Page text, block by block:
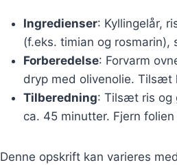
Ingredienser: Kyllingelår,
(f.eks. timian og rosmarin),
Forberedelse: Forvarm
dryp med olivenolie. Tilsæt
Tilberedning: Tilsæt ris og
ca. 45 minutter. Fjern
Denne opskrift kan varieres